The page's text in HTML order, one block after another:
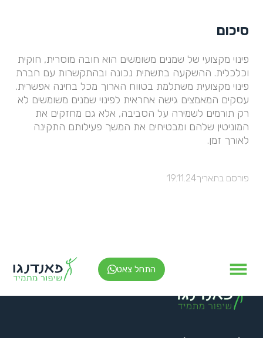
סיכום
פינוי מקצועי של שמנים משומשים הוא חובה מוסרית, חוקית
וכלכלית. ההשקעה בתשתית נכונה ובהתקשרות עם חברת
פינוי מקצועית משתלמת בטווח הארוך מכל בחינה אפשרית.
עסקים המאמצים גישה אחראית לפינוי שמנים משומשים לא
רק תורמים לשמירה על הסביבה, אלא גם מחזקים את
המוניטין שלהם ומבטיחים את המשך פעילותם התקינה
לאורך זמן.
פורסם בתאריך19.11.24
התחל צאט